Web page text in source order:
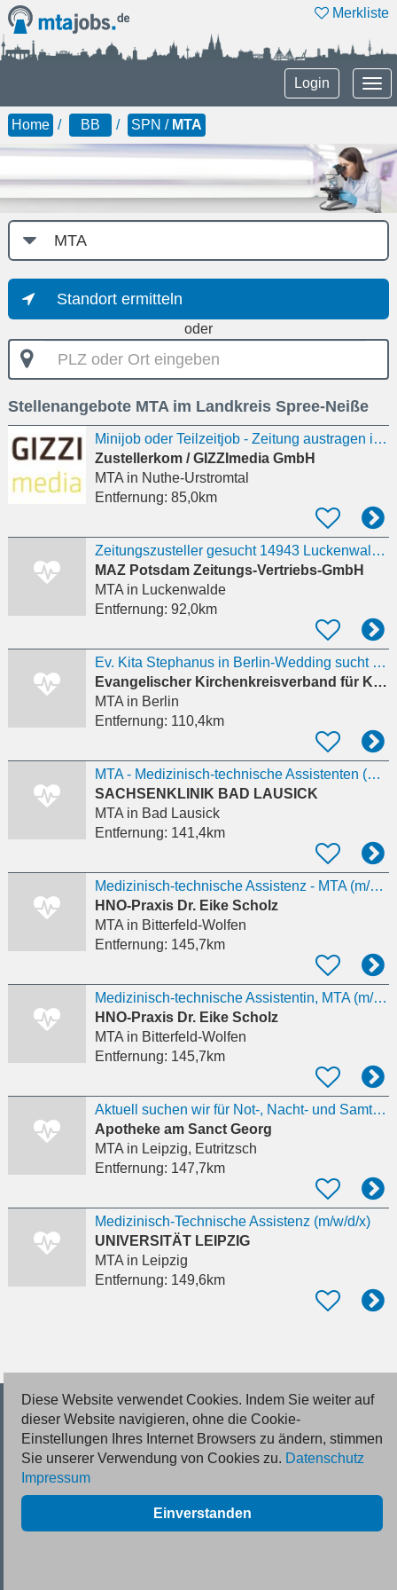
Merkliste
Login
Home BB SPN / MTA
Job-
Kategorie
Standort ermitteln
oder
PLZ
oder
eingeben
Stellenangebote MTA im Landkreis Spree-Neiße
Minijob oder Teilzeitjob - Zeitung austragen in Nuthe-Urstromtal, Woltersdorf
Zustellerkom / GIZZImedia GmbH
MTAin Nuthe-Urstromtal
Entfernung: 85,0km
Zeitungszusteller gesucht 14943 Luckenwalde und 14947 Nuthe-Urstromtal
MAZ Potsdam Zeitungs-Vertriebs-GmbH
MTAin Luckenwalde
Entfernung: 92,0km
Ev. Kita Stephanus in Berlin-Wedding sucht Erzieher*in (m/w/d) für den Elemtarbereich
Evangelischer Kirchenkreisverband für Kindertageseinrichtungen Berlin Mitte-Nord
MTAin Berlin
Entfernung: 110,4km
MTA - Medizinisch-technische Assistenten (m/w/d)
SACHSENKLINIK BAD LAUSICK
MTAin Bad Lausick
Entfernung: 141,4km
Medizinisch-technische Assistenz - MTA (m/w/d) HNO-Praxis
HNO-Praxis Dr. Eike Scholz
MTAin Bitterfeld-Wolfen
Entfernung: 145,7km
Medizinisch-technische Assistentin, MTA (m/w/d) HNO-Praxis
HNO-Praxis Dr. Eike Scholz
MTAin Bitterfeld-Wolfen
Entfernung: 145,7km
Aktuell suchen wir für Not-, Nacht- und Samtagsdienste eine*n berufserfahrene*n Apotheker*in
Apotheke am Sanct Georg
MTAin Leipzig, Eutritzsch
Entfernung: 147,7km
Medizinisch-Technische Assistenz (m/w/d/x)
UNIVERSITÄT LEIPZIG
MTAin Leipzig
Entfernung: 149,6km
© 2026 Deutsche Jobmarkt GmbH
Inserieren
Kontakt
AGB
Diese Website verwendet Cookies. Indem Sie weiter auf
dieser Website navigieren, ohne die Cookie-
Einstellungen Ihres Internet Browsers zu ändern, stimmen
Sie unserer Verwendung von Cookies zu. Datenschutz
Impressum
Einverstanden